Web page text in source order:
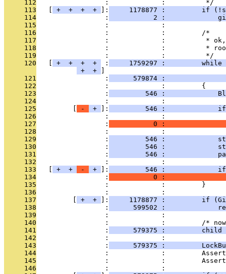
     112
                 :             :          */
     113
+ + + + ]:
1178877 :         if
     114
                 :
2 :
     115
                 :             :
     116
                 :             :         /*
     117
:             :          *
     118
:             :          *
     119
                 :             :          */
     120
+ + + + :
1759297 :         while
+
+
     121
                 :
579874 :
     122
                 :             :         {
     123
                 :
546 :
     124
                 :             :
     125
- + ]:
546 :
     126
:             :
     127
                 :
0 :
     128
                 :             :
     129
                 :
546 :
     130
                 :
546 :
     131
                 :
546 :
     132
                 :             :
     133
+ + - + ]:
546 :
     134
                 :
0 :
     135
                 :             :         }
     136
                 :             :
     137
+ + ]:
1178877 :         if
     138
                 :
599502 :
     139
                 :             :
     140
:             :         /*
     141
                 :
579375 :         child
     142
                 :             :
     143
                 :
579375 :
     144
:             :
     145
:             :
     146
                 :             :